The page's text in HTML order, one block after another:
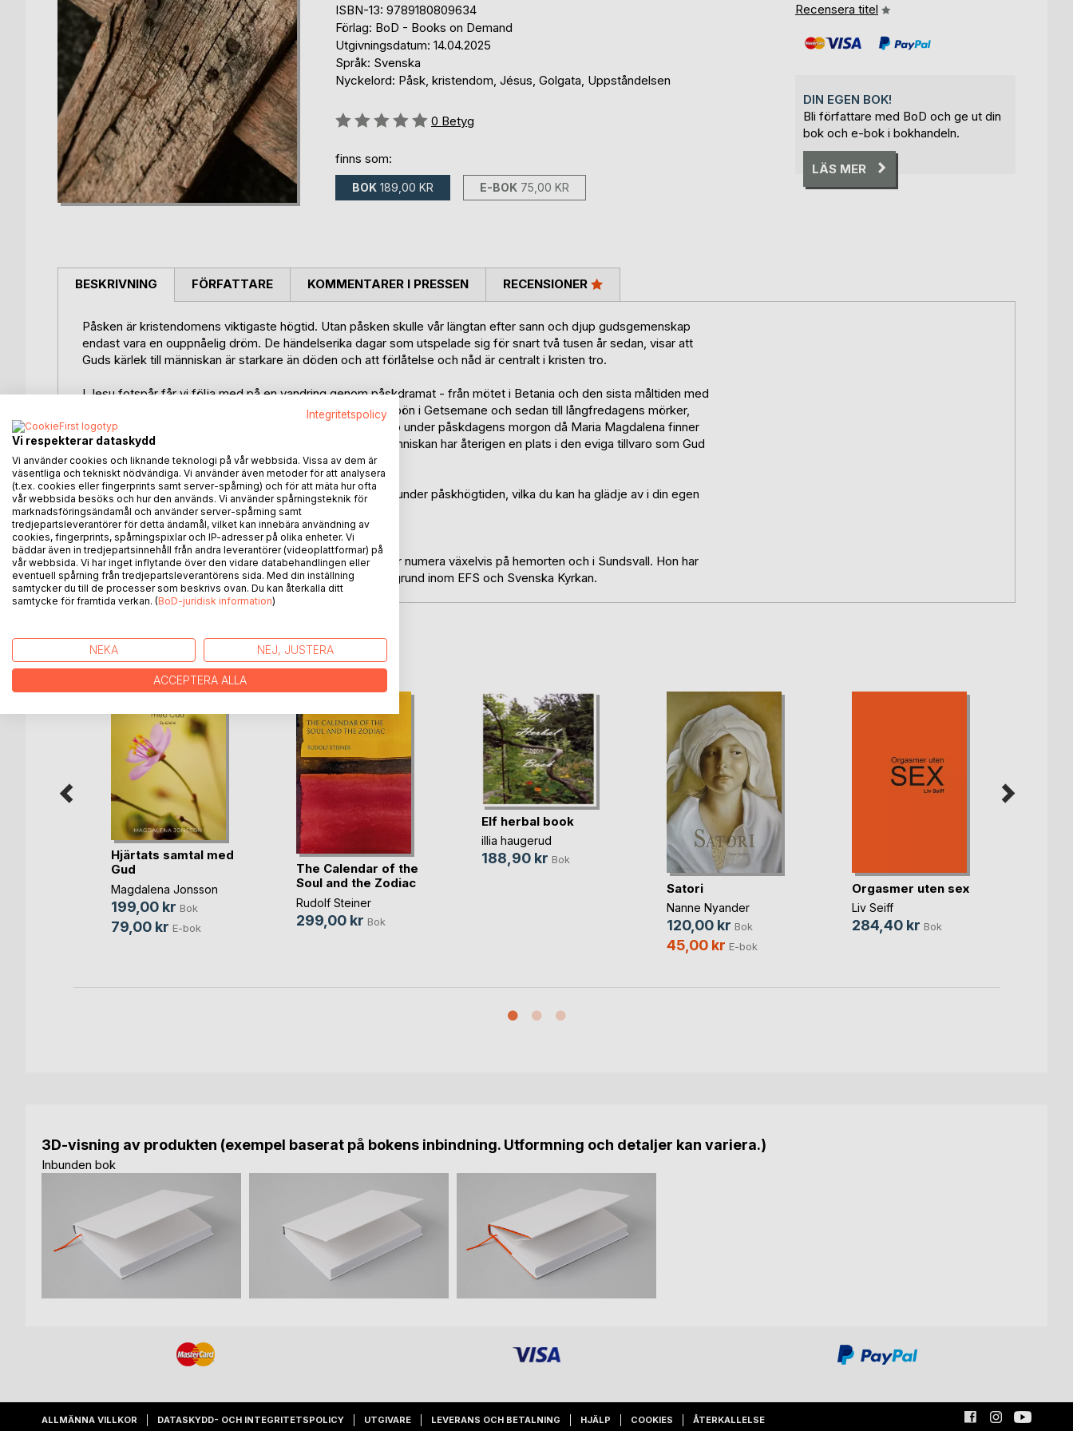
ISBN-13: 9789180809634
Förlag: BoD - Books on Demand
Utgivningsdatum: 14.04.2025
Språk: Svenska
Nyckelord: Påsk, kristendom, Jésus, Golgata, Uppståndelsen
Betyg::
0 Betyg
finns som:
BOK 189,00 KR E-BOK 75,00 KR
Recensera titel
DIN EGEN BOK!
Bli författare med BoD och ge ut din
bok och e-bok i bokhandeln.
LÄS MER
BESKRIVNING
Påsken är kristendomens viktigaste högtid. Utan påsken skulle vår längtan efter sann och djup gudsgemenskap
endast vara en ouppnåelig dröm. De händelserika dagar som utspelade sig för snart två tusen år sedan, visar att
Guds kärlek till människan är starkare än döden och att förlåtelse och nåd är centralt i kristen tro.
I Jesu fotspår får vi följa med på en vandring genom påskdramat - från mötet i Betania och den sista måltiden med
lärjungarna. Berättelsen tar oss vidare till skärtorsdagens bön i Getsemane och sedan till långfredagens mörker,
lidande och död. Sorg och smärta byts till glädje och hopp under påskdagens morgon då Maria Magdalena finner
den tomma graven. Den uppståndne Kristus lever och människan har återigen en plats i den eviga tillvaro som Gud
har förberett.
Bokens sista del innehåller kortare andakter för varje dag under påskhögtiden, vilka du kan ha glädje av i din egen
vandring genom påsken.
Om författaren:
Magdalena Jonsson är född och uppvuxen i Piteå men bor numera växelvis på hemorten och i Sundsvall. Hon har
tidigare utkommit med en bönbok. Magdalena har en bakgrund inom EFS och Svenska Kyrkan.
FÖRFATTARE KOMMENTARER I PRESSEN RECENSIONER
ANDRA TITLAR HOSBoD
Hjärtats samtal med
Gud
Magdalena Jonsson
199,00 kr Bok
79,00 kr E-bok
The Calendar of the
Soul and the Zodiac
Rudolf Steiner
299,00 kr Bok
Elf herbal book
illia haugerud
188,90 kr Bok
Satori
Nanne Nyander
120,00 kr Bok
45,00 kr E-bok
Orgasmer uten sex
Liv Seiff
284,40 kr Bok
3D-visning av produkten (exempel baserat på bokens inbindning. Utformning och detaljer kan variera.)
Inbunden bok
ALLMÄNNA VILLKOR DATASKYDD- OCH INTEGRITETSPOLICY UTGIVARE LEVERANS OCH BETALNING HJÄLP COOKIES ÅTERKALLELSE
Integritetspolicy
Vi respekterar dataskydd
Vi använder cookies och liknande teknologi på vår webbsida. Vissa av dem är
väsentliga och tekniskt nödvändiga. Vi använder även metoder för att analysera
(t.ex. cookies eller fingerprints samt server-spårning) och för att mäta hur ofta
vår webbsida besöks och hur den används. Vi använder spårningsteknik för
marknadsföringsändamål och använder server-spårning samt
tredjepartsleverantörer för detta ändamål, vilket kan innebära användning av
cookies, fingerprints, spårningspixlar och IP-adresser på olika enheter. Vi
bäddar även in tredjepartsinnehåll från andra leverantörer (videoplattformar) på
vår webbsida. Vi har inget inflytande över den vidare databehandlingen eller
eventuell spårning från tredjepartsleverantörens sida. Med din inställning
samtycker du till de processer som beskrivs ovan. Du kan återkalla ditt
samtycke för framtida verkan. (BoD-juridisk information)
NEKA NEJ, JUSTERA
ACCEPTERA ALLA